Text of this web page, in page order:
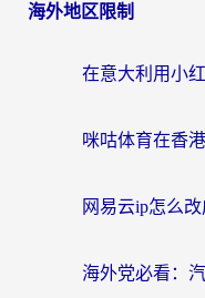
海外地区限制